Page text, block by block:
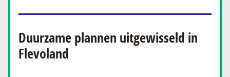
Duurzame plannen uitgewisseld in
Flevoland